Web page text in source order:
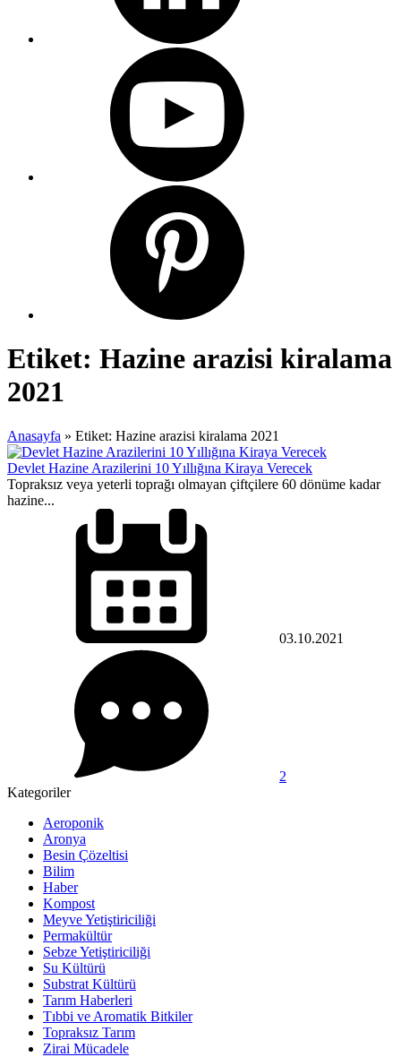
Etiket: Hazine arazisi kiralama
2021
Anasayfa » Etiket: Hazine arazisi kiralama 2021
Devlet Hazine Arazilerini 10 Yıllığına Kiraya Verecek
Topraksız veya yeterli toprağı olmayan çiftçilere 60 dönüme kadar
hazine...
03.10.2021
2
Kategoriler
Aeroponik
Aronya
Besin Çözeltisi
Bilim
Haber
Kompost
Meyve Yetiştiriciliği
Permakültür
Sebze Yetiştiriciliği
Su Kültürü
Substrat Kültürü
Tarım Haberleri
Tıbbi ve Aromatik Bitkiler
Topraksız Tarım
Zirai Mücadele